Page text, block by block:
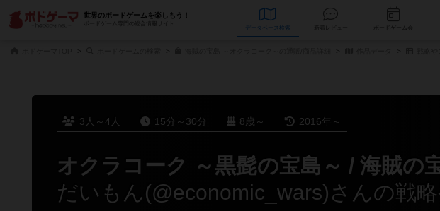
世界のボードゲームを楽しもう！
ボードゲーム専門の総合情報サイト
データベース
3人～4人 15分～30分 8歳～ 2016年～
オクラコーク ～黒髭の宝島～ / 海賊の
だいもん(@economic_wars)さんの戦